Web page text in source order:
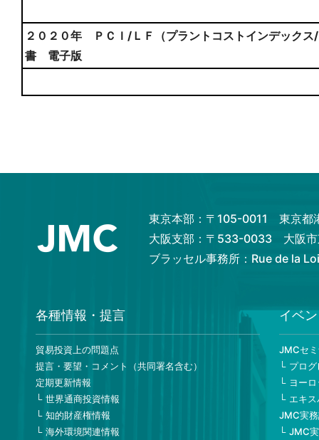
２０２０年 ＰＣＩ/ＬＦ（プラントコストインデックス
書 電子版
東京本部：〒105-0011 東京都
大阪支部：〒533-0033 大阪市
ブラッセル事務所：Rue de la
各種情報・提言
貿易投資上の問題点
提言・要望・コメント（共同署名含む）
定期更新情報
世界通商投資情報
知的財産権情報
海外環境関連情報
イベ
JMCセ
プロ
ヨー
エキ
JMC実
JMC